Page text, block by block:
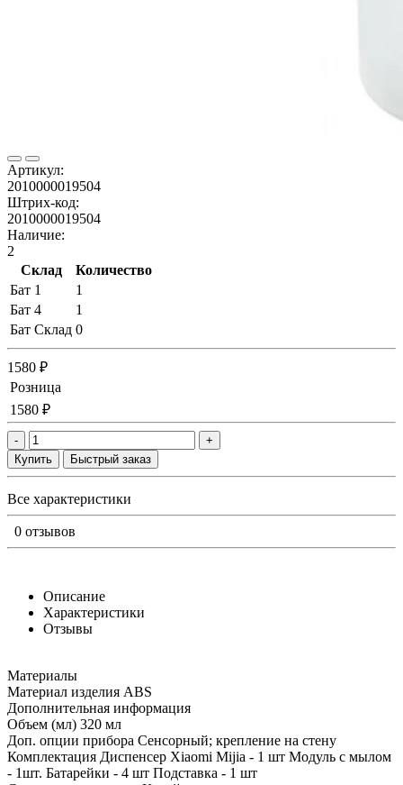
Артикул:
2010000019504
Штрих-код:
2010000019504
Наличие:
2
Склад
Количество
Бат 1
1
Бат 4
1
Бат Склад 0
1580 ₽
Розница
1580 ₽
-
+
Купить
Быстрый заказ
Все характеристики
0 отзывов
Описание
Характеристики
Отзывы
Материалы
Материал изделия ABS
Дополнительная информация
Объем (мл) 320 мл
Доп. опции прибора Сенсорный; крепление на стену
Комплектация Диспенсер Xiaomi Mijia - 1 шт Модуль с мылом
- 1шт. Батарейки - 4 шт Подставка - 1 шт